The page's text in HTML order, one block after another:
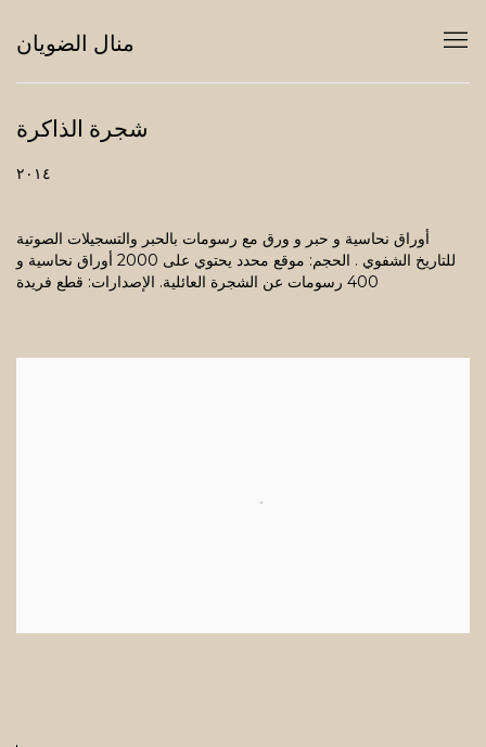
منال الضويان
شجرة الذاكرة
٢٠١٤
أوراق نحاسية و حبر و ورق مع رسومات بالحبر والتسجيلات الصوتية
للتاريخ الشفوي . الحجم: موقع محدد يحتوي على 2000 أوراق نحاسية و
400 رسومات عن الشجرة العائلية. الإصدارات: قطع فريدة